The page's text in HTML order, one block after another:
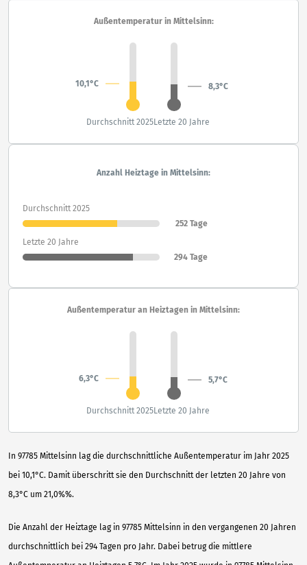
In 97785 Mittelsinn lag die durchschnittliche Außentemperatur im Jahr 2025
bei 10,1°C. Damit überschritt sie den Durchschnitt der letzten 20 Jahre von
8,3°C um 21,0%%.
Die Anzahl der Heiztage lag in 97785 Mittelsinn in den vergangenen 20 Jahren
durchschnittlich bei 294 Tagen pro Jahr. Dabei betrug die mittlere
Außentemperatur in Mittelsinn:
10,1°C 8,3°C
Durchschnitt 2025Letzte 20 Jahre
Anzahl Heiztage in Mittelsinn:
Durchschnitt 2025
252 Tage
Letzte 20 Jahre
294 Tage
Außentemperatur an Heiztagen in Mittelsinn:
6,3°C 5,7°C
Durchschnitt 2025Letzte 20 Jahre